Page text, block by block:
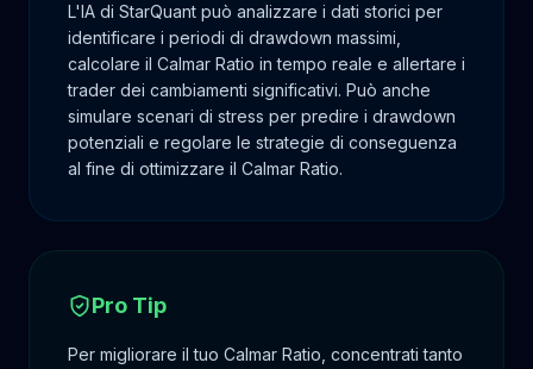
L'IA di StarQuant può analizzare i dati storici per
identificare i periodi di drawdown massimi,
calcolare il Calmar Ratio in tempo reale e allertare i
trader dei cambiamenti significativi. Può anche
simulare scenari di stress per predire i drawdown
potenziali e regolare le strategie di conseguenza
al fine di ottimizzare il Calmar Ratio.
Pro Tip
Per migliorare il tuo Calmar Ratio, concentrati tanto